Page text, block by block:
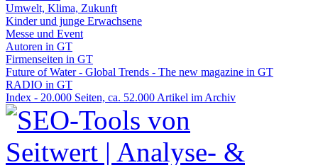
Umwelt, Klima, Zukunft
Kinder und junge Erwachsene
Messe und Event
Autoren in GT
Firmenseiten in GT
Future of Water - Global Trends - The new magazine in GT
RADIO in GT
Index - 20.000 Seiten, ca. 52.000 Artikel im Archiv